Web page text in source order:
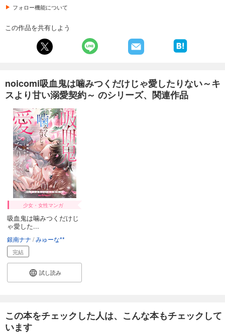
フォロー機能について
この作品を共有しよう
noicomi吸血鬼は噛みつくだけじゃ愛したりない～キ
スより甘い溺愛契約～ のシリーズ、関連作品
少女・女性マンガ
吸血鬼は噛みつくだけじ
ゃ愛した...
銀南ナナ みゅーな**
完結
試し読み
この本をチェックした人は、こんな本もチェックして
います